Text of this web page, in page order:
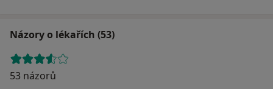
Názory o lékařích (53)
53 názorů